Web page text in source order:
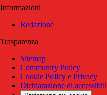
Informazioni
Redazione
Trasparenza
Sitemap
Community Policy
Cookie Policy e Privacy
Dichiarazione di